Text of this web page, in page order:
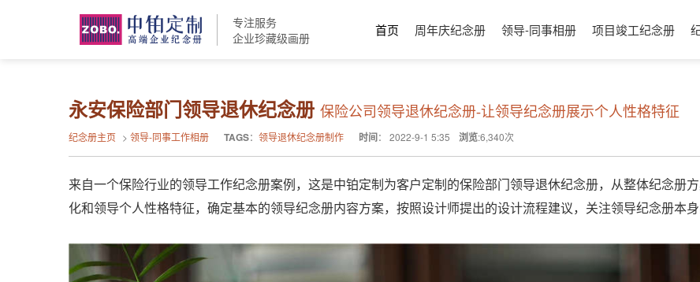
专注服务
企业珍藏级画册
首页 周年庆纪念册 领导-同事相册 项目竣工纪念册
永安保险部门领导退休纪念册保险公司领导退休纪念册-让领导纪念册展示个人性格特征
纪念册主页 >领导-同事工作相册 TAGS：领导退休纪念册制作 时间：2022-9-1 5:35 浏览:6,340次
来自一个保险行业的领导工作纪念册案例，这是中铂定制为客户定制的保险部门领导退休纪念册，从整体纪念册
化和领导个人性格特征，确定基本的领导纪念册内容方案，按照设计师提出的设计流程建议，关注领导纪念册本身